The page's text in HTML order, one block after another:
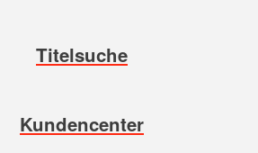
Titelsuche
Kundencenter